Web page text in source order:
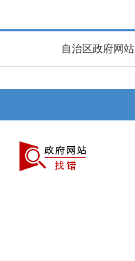
自治区政府网站